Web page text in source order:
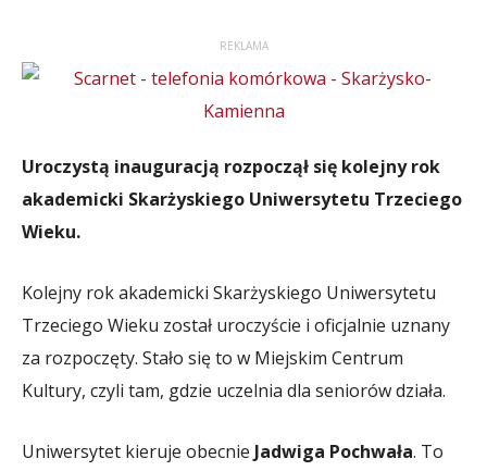
REKLAMA
Uroczystą inauguracją rozpoczął się kolejny rok
akademicki Skarżyskiego Uniwersytetu Trzeciego
Wieku.
Kolejny rok akademicki Skarżyskiego Uniwersytetu
Trzeciego Wieku został uroczyście i oficjalnie uznany
za rozpoczęty. Stało się to w Miejskim Centrum
Kultury, czyli tam, gdzie uczelnia dla seniorów działa.
Uniwersytet kieruje obecnie Jadwiga Pochwała. To